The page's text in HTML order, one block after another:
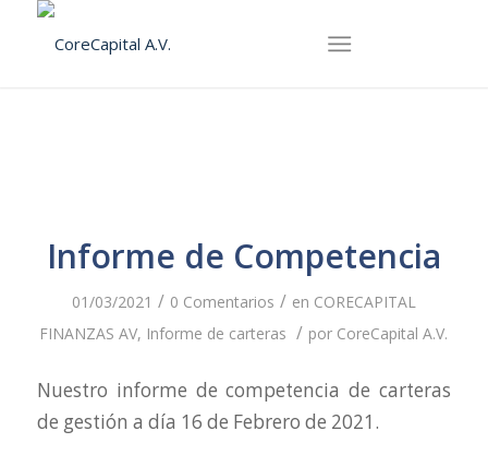
Informe de Competencia
01/03/2021 / 0 Comentarios / en CORECAPITAL
FINANZAS AV, Informe de carteras / por CoreCapital A.V.
Nuestro informe de competencia de carteras
de gestión a día 16 de Febrero de 2021.